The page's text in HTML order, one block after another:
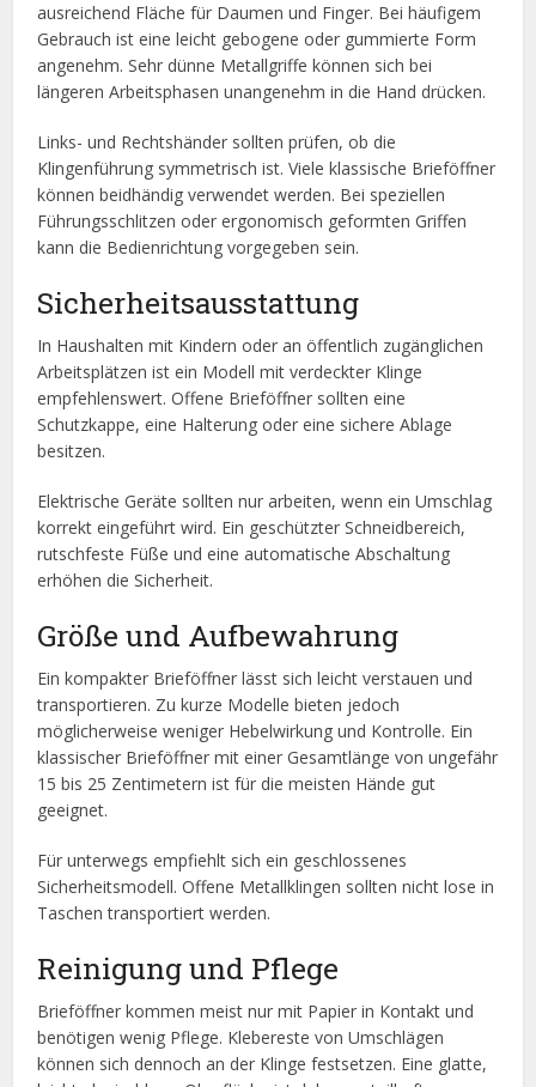
ausreichend Fläche für Daumen und Finger. Bei häufigem
Gebrauch ist eine leicht gebogene oder gummierte Form
angenehm. Sehr dünne Metallgriffe können sich bei
längeren Arbeitsphasen unangenehm in die Hand drücken.
Links- und Rechtshänder sollten prüfen, ob die
Klingenführung symmetrisch ist. Viele klassische Brieföffner
können beidhändig verwendet werden. Bei speziellen
Führungsschlitzen oder ergonomisch geformten Griffen
kann die Bedienrichtung vorgegeben sein.
Sicherheitsausstattung
In Haushalten mit Kindern oder an öffentlich zugänglichen
Arbeitsplätzen ist ein Modell mit verdeckter Klinge
empfehlenswert. Offene Brieföffner sollten eine
Schutzkappe, eine Halterung oder eine sichere Ablage
besitzen.
Elektrische Geräte sollten nur arbeiten, wenn ein Umschlag
korrekt eingeführt wird. Ein geschützter Schneidbereich,
rutschfeste Füße und eine automatische Abschaltung
erhöhen die Sicherheit.
Größe und Aufbewahrung
Ein kompakter Brieföffner lässt sich leicht verstauen und
transportieren. Zu kurze Modelle bieten jedoch
möglicherweise weniger Hebelwirkung und Kontrolle. Ein
klassischer Brieföffner mit einer Gesamtlänge von ungefähr
15 bis 25 Zentimetern ist für die meisten Hände gut
geeignet.
Für unterwegs empfiehlt sich ein geschlossenes
Sicherheitsmodell. Offene Metallklingen sollten nicht lose in
Taschen transportiert werden.
Reinigung und Pflege
Brieföffner kommen meist nur mit Papier in Kontakt und
benötigen wenig Pflege. Klebereste von Umschlägen
können sich dennoch an der Klinge festsetzen. Eine glatte,